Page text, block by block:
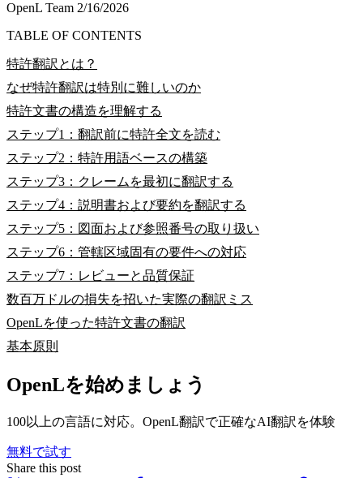
OpenL Team 2/16/2026
TABLE OF CONTENTS
特許翻訳とは？
なぜ特許翻訳は特別に難しいのか
特許文書の構造を理解する
ステップ1：翻訳前に特許全文を読む
ステップ2：特許用語ベースの構築
ステップ3：クレームを最初に翻訳する
ステップ4：説明書および要約を翻訳する
ステップ5：図面および参照番号の取り扱い
ステップ6：管轄区域固有の要件への対応
ステップ7：レビューと品質保証
数百万ドルの損失を招いた実際の翻訳ミス
OpenLを使った特許文書の翻訳
基本原則
OpenLを始めましょう
100以上の言語に対応。OpenL翻訳で正確なAI翻訳を体験
無料で試す
Share this post